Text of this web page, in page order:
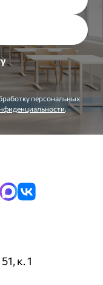
персональных
.
к. 1